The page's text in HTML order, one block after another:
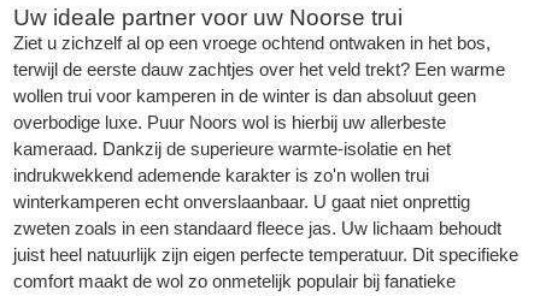
Uw ideale partner voor uw Noorse trui
Ziet u zichzelf al op een vroege ochtend ontwaken in het bos,
terwijl de eerste dauw zachtjes over het veld trekt? Een warme
wollen trui voor kamperen in de winter is dan absoluut geen
overbodige luxe. Puur Noors wol is hierbij uw allerbeste
kameraad. Dankzij de superieure warmte-isolatie en het
indrukwekkend ademende karakter is zo'n wollen trui
winterkamperen echt onverslaanbaar. U gaat niet onprettig
zweten zoals in een standaard fleece jas. Uw lichaam behoudt
juist heel natuurlijk zijn eigen perfecte temperatuur. Dit specifieke
comfort maakt de wol zo onmetelijk populair bij fanatieke